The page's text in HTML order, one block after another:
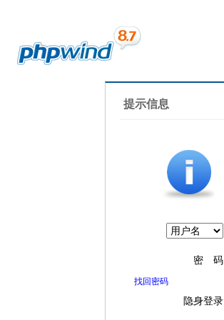
提示信息
密 码
找回密码
隐身登录